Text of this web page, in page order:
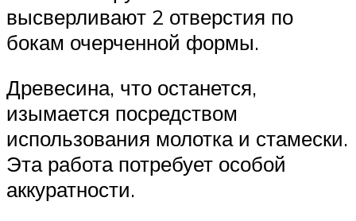
высверливают 2 отверстия по
бокам очерченной формы.
Древесина, что останется,
изымается посредством
использования молотка и стамески.
Эта работа потребует особой
аккуратности.